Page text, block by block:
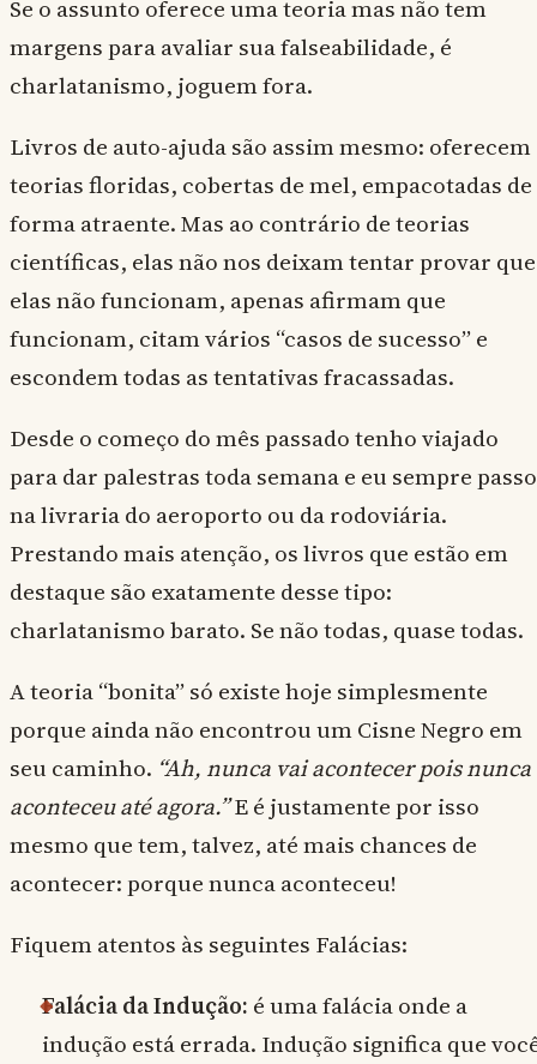
Se o assunto oferece uma teoria mas não tem
margens para avaliar sua falseabilidade, é
charlatanismo, joguem fora.
Livros de auto-ajuda são assim mesmo: oferecem
teorias floridas, cobertas de mel, empacotadas de
forma atraente. Mas ao contrário de teorias
científicas, elas não nos deixam tentar provar que
elas não funcionam, apenas afirmam que
funcionam, citam vários “casos de sucesso” e
escondem todas as tentativas fracassadas.
Desde o começo do mês passado tenho viajado
para dar palestras toda semana e eu sempre passo
na livraria do aeroporto ou da rodoviária.
Prestando mais atenção, os livros que estão em
destaque são exatamente desse tipo:
charlatanismo barato. Se não todas, quase todas.
A teoria “bonita” só existe hoje simplesmente
porque ainda não encontrou um Cisne Negro em
seu caminho. “Ah, nunca vai acontecer pois nunca
aconteceu até agora.”E é justamente por isso
mesmo que tem, talvez, até mais chances de
acontecer: porque nunca aconteceu!
Fiquem atentos às seguintes Falácias:
Falácia da Indução: é uma falácia onde a
indução está errada. Indução significa que